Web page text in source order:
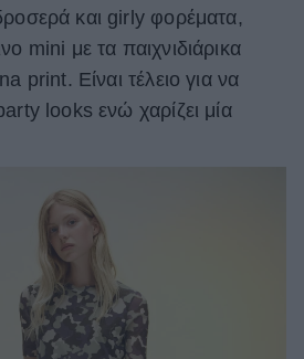
και girly φορέματα,
mini με τα παιχνιδιάρικα
print. Είναι τέλειο για να
looks ενώ χαρίζει μία